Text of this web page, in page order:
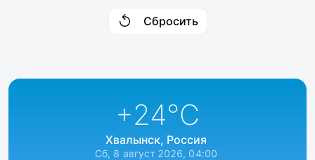
Сбросить
+24°C
Хвалынск, Россия
Сб, 8 август 2026, 04:00